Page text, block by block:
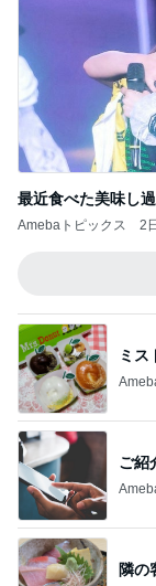
最近食べた美味し
Amebaトピックス 2
ミス
ご紹
隣の